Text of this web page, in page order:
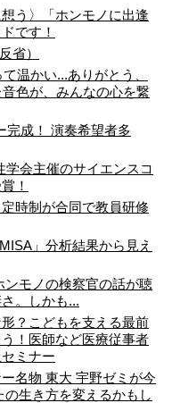
う〉「ホンモノに出逢
です！
省）
温かい...ありがとう、
色が、みんなの心を繋
完成！ 演奏希望者多
会主催のサイエンスコ
！
時制が合同で教員研修
」分析結果から見え
ンモノの検察官の話が聴
。しかも...
？こどもを支える最前
！医師など医療従事者
ミナー
名物 東大 宇野ゼミが今
生き方を変えるかもし